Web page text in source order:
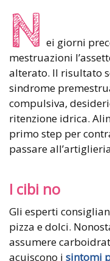
N ei giorni
mestruazioni
alterato. Il risultato
sindrome
compulsiva,
ritenzione idrica.
primo step per
passare
I cibi no
Gli esperti
pizza e dolci.
assumere
acuiscono i sintomi